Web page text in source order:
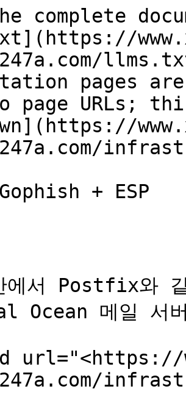
complete
pages
page URLs;
+ ESP
에서 Postfix와
Ocean 메일 서
url="<https://